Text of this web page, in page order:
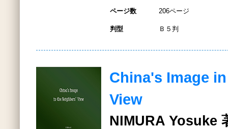
ページ数 206ページ
判型 Ｂ５判
China's Image
View
NIMURA Yosuke